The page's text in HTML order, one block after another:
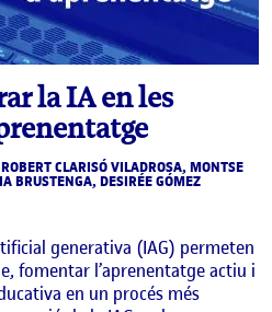
la IA en les
CLARISÓ VILADROSA, MONTSE
BRUSTENGA, DESIRÉE GÓMEZ
generativa (IAG) permeten
fomentar l’aprenentatge actiu i
en un procés més